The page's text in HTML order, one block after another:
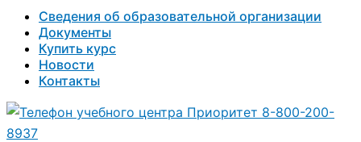
Сведения об образовательной организации
Документы
Купить курс
Новости
Контакты
8-800-200-
8937